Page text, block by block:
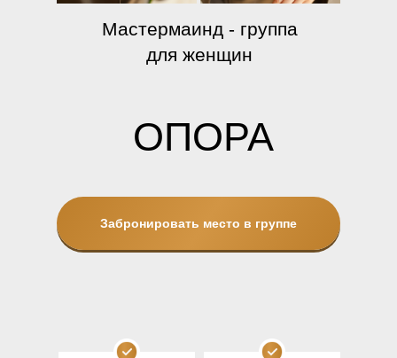
Мастермаинд - группа
для женщин
ОПОРА
Забронировать место в группе